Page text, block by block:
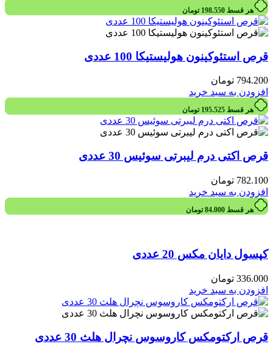
هر قسط 198.550 تومان
قرص استئوکینون هولیستیکا 100 عددی
794.200 تومان
افزودن به سبد خرید
هر قسط 195.525 تومان
قرص اکتی درم لیبرتی سوئیس 30 عددی
782.100 تومان
افزودن به سبد خرید
هر قسط 84.000 تومان
کپسول دایان مکس 20 عددی
336.000 تومان
افزودن به سبد خرید
قرص ارکتومکس کاروسوس نچرال هلث 30 عددی